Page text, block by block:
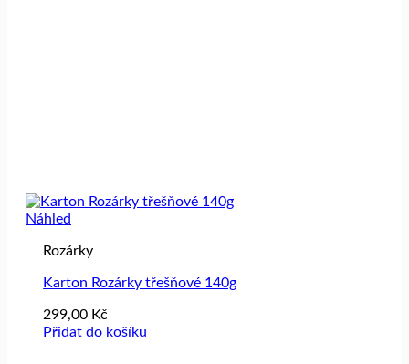
Náhled
Rozárky
Karton Rozárky třešňové 140g
299,00 Kč
Přidat do košíku